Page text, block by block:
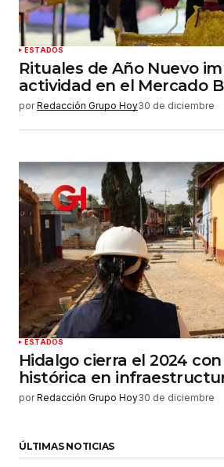
ESTADOS
Rituales de Año Nuevo
actividad en el Mercado
por Redacción Grupo Hoy30 de diciembre
ESTADOS
Hidalgo cierra el 2024
histórica en
por Redacción Grupo Hoy30 de diciembre
ÚLTIMAS NOTICIAS